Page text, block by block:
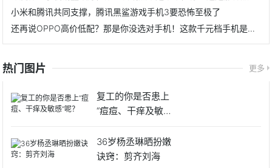
小米和腾讯共同支撑，腾讯黑鲨游戏手机3要恐怖至极了
还再说OPPO高价低配？那是你没选对手机！这款千元档手机是真香
热门图片 更多
复工的你是否患上
“痘痘、干痒及敏感”
36岁杨丞琳晒扮嫩
诀窍：剪齐刘海